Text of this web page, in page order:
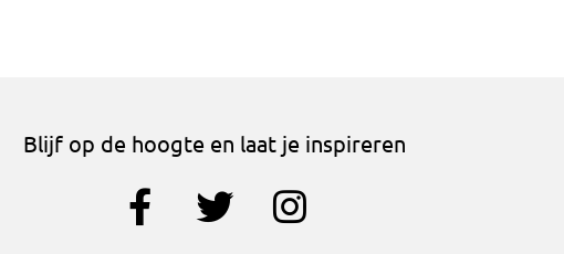
Blijf op de hoogte en laat je inspireren